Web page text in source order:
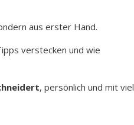
aus erster Hand.
verstecken und wie
, persönlich und mit viel